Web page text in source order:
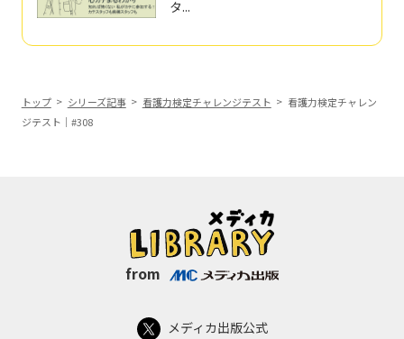
タ...
トップ シリーズ記事 看護力検定チャレンジテスト
看護力検定チャレン
ジテスト｜#308
from
メディカ出版公式